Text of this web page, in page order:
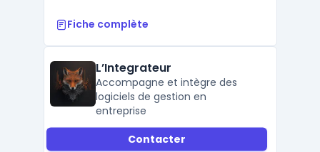
Fiche complète
L’Integrateur
Accompagne et intègre des
logiciels de gestion en
entreprise
Contacter